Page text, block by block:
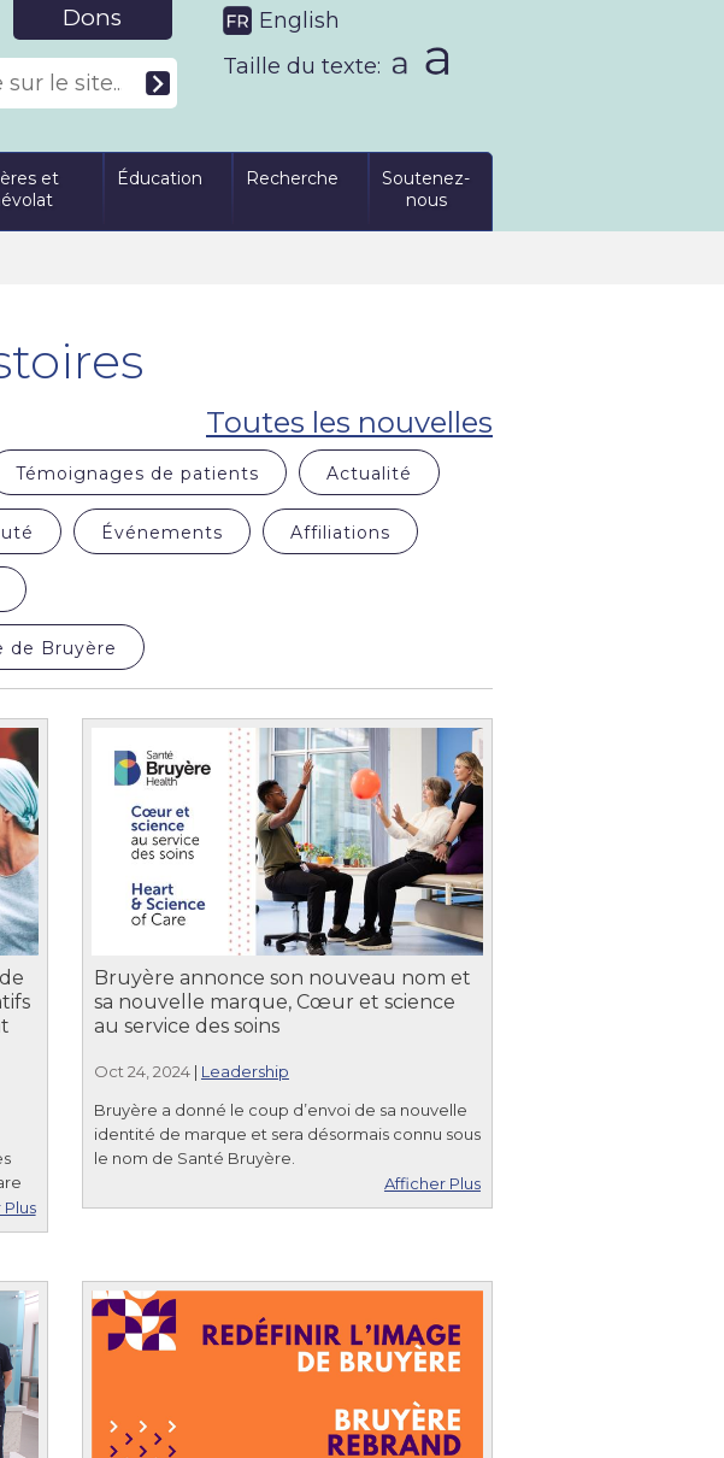
Dons
English
Taille du texte:
et
Éducation Recherche
Soutenez-
nous
Toutes les nouvelles
Témoignages de patients Actualité
Événements Affiliations
de Bruyère
Bruyère annonce son nouveau nom et
sa nouvelle marque, Cœur et science
au service des soins
Oct 24, 2024| Leadership
Bruyère a donné le coup d’envoi de sa nouvelle
identité de marque et sera désormais connu sous
le nom de Santé Bruyère.
Afficher Plus